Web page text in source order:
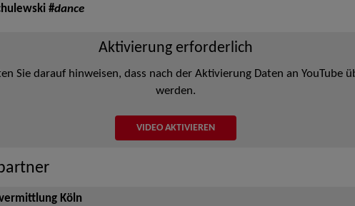
#dance
Aktivierung erforderlich
Sie darauf hinweisen, dass nach der Aktivierung Daten an YouTube
werden.
VIDEO AKTIVIEREN
Köln